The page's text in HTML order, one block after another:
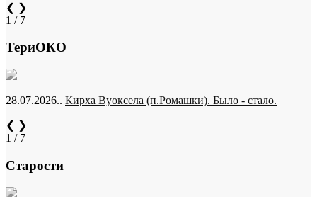
❮ ❯
1 / 7
ТериОКО
28.07.2026.. Кирха Вуоксела (п.Ромашки). Было - стало.
❮ ❯
1 / 7
Старости